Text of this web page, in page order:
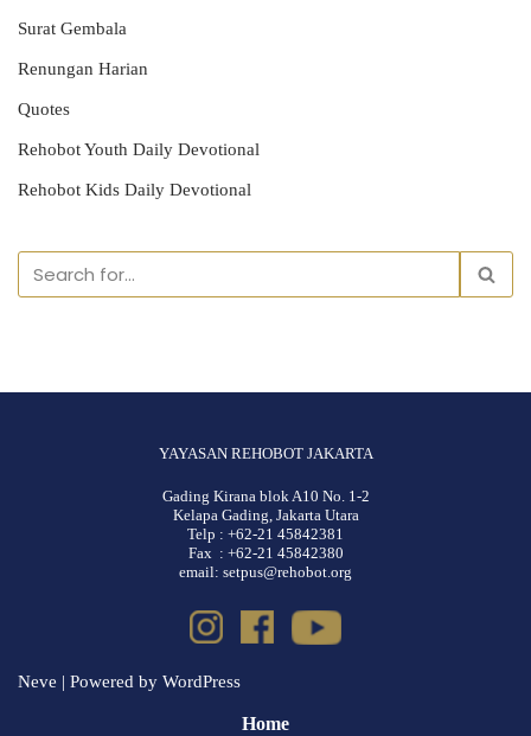
Surat Gembala
Renungan Harian
Quotes
Rehobot Youth Daily Devotional
Rehobot Kids Daily Devotional
YAYASAN REHOBOT JAKARTA
Gading Kirana blok A10 No. 1-2
Kelapa Gading, Jakarta Utara
Telp : +62-21 45842381
Fax : +62-21 45842380
email: setpus@rehobot.org
Neve | Powered by WordPress
Home